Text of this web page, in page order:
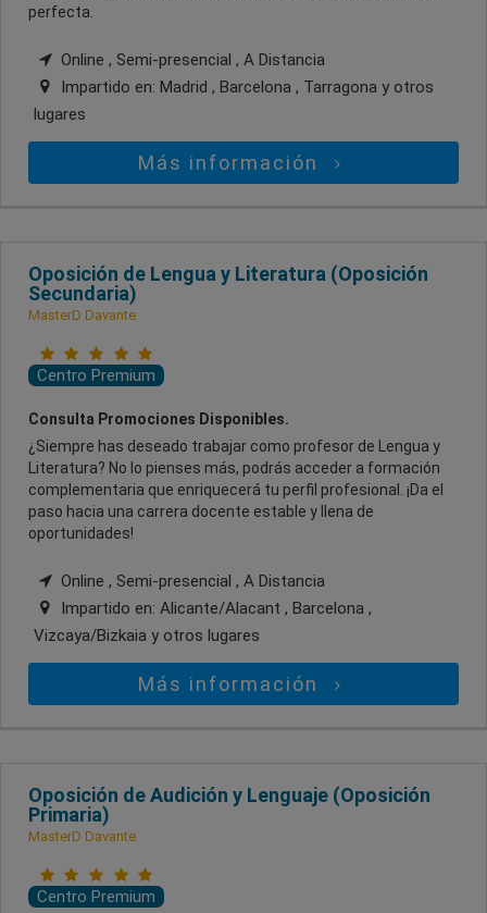
perfecta.
Online , Semi-presencial , A Distancia
Impartido en: Madrid , Barcelona , Tarragona y otros
lugares
Más información
Oposición de Lengua y Literatura (Oposición
Secundaria)
MasterD Davante
Centro Premium
Consulta Promociones Disponibles.
¿Siempre has deseado trabajar como profesor de Lengua y
Literatura? No lo pienses más, podrás acceder a formación
complementaria que enriquecerá tu perfil profesional. ¡Da el
paso hacia una carrera docente estable y llena de
oportunidades!
Online , Semi-presencial , A Distancia
Impartido en: Alicante/Alacant , Barcelona ,
Vizcaya/Bizkaia y otros lugares
Más información
Oposición de Audición y Lenguaje (Oposición
Primaria)
MasterD Davante
Centro Premium